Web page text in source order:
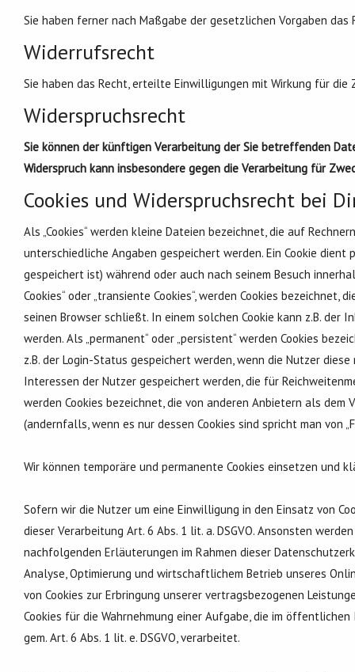
Sie haben ferner nach Maßgabe der gesetzlichen Vorgaben
Widerrufsrecht
Sie haben das Recht, erteilte Einwilligungen mit Wirkung für
Widerspruchsrecht
Sie können der künftigen Verarbeitung der Sie betreffenden
Widerspruch kann insbesondere gegen die Verarbeitung für
Cookies und Widerspruchsrecht bei
Als „Cookies“ werden kleine Dateien bezeichnet, die auf
unterschiedliche Angaben gespeichert werden. Ein Cookie dient
gespeichert ist) während oder auch nach seinem Besuch
Cookies“ oder „transiente Cookies“, werden Cookies
seinen Browser schließt. In einem solchen Cookie kann z.B. der
werden. Als „permanent“ oder „persistent“ werden Cookies
z.B. der Login-Status gespeichert werden, wenn die Nutzer
Interessen der Nutzer gespeichert werden, die für
werden Cookies bezeichnet, die von anderen Anbietern als
(andernfalls, wenn es nur dessen Cookies sind spricht man von
Wir können temporäre und permanente Cookies einsetzen und
Sofern wir die Nutzer um eine Einwilligung in den Einsatz von
dieser Verarbeitung Art. 6 Abs. 1 lit. a. DSGVO. Ansonsten
nachfolgenden Erläuterungen im Rahmen dieser
Analyse, Optimierung und wirtschaftlichem Betrieb unseres
von Cookies zur Erbringung unserer vertragsbezogenen
Cookies für die Wahrnehmung einer Aufgabe, die im
gem. Art. 6 Abs. 1 lit. e. DSGVO, verarbeitet.